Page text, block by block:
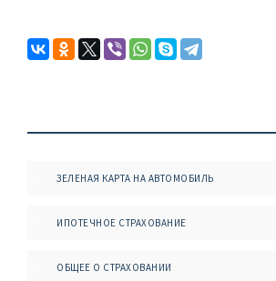
ЗЕЛЕНАЯ КАРТА НА АВТОМОБИЛЬ
ИПОТЕЧНОЕ СТРАХОВАНИЕ
ОБЩЕЕ О СТРАХОВАНИИ